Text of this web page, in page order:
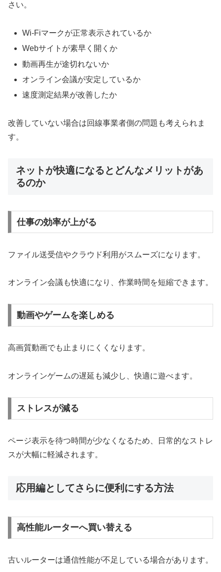
さい。
Wi-Fiマークが正常表示されているか
Webサイトが素早く開くか
動画再生が途切れないか
オンライン会議が安定しているか
速度測定結果が改善したか
改善していない場合は回線事業者側の問題も考えられま
す。
ネットが快適になるとどんなメリットがあ
るのか
仕事の効率が上がる
ファイル送受信やクラウド利用がスムーズになります。
オンライン会議も快適になり、作業時間を短縮できます。
動画やゲームを楽しめる
高画質動画でも止まりにくくなります。
オンラインゲームの遅延も減少し、快適に遊べます。
ストレスが減る
ページ表示を待つ時間が少なくなるため、日常的なストレ
スが大幅に軽減されます。
応用編としてさらに便利にする方法
高性能ルーターへ買い替える
古いルーターは通信性能が不足している場合があります。